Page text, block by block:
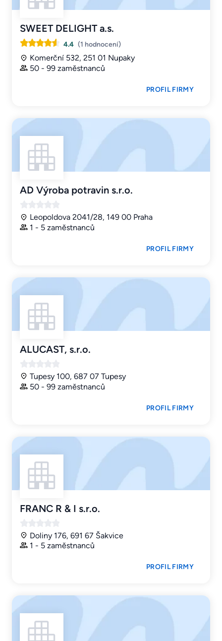
SWEET DELIGHT a.s.
4.4 (1 hodnocení)
Komerční 532, 251 01 Nupaky
50 - 99 zaměstnanců
PROFIL FIRMY
AD Výroba potravin s.r.o.
Leopoldova 2041/28, 149 00 Praha
1 - 5 zaměstnanců
PROFIL FIRMY
ALUCAST, s.r.o.
Tupesy 100, 687 07 Tupesy
50 - 99 zaměstnanců
PROFIL FIRMY
FRANC R & I s.r.o.
Doliny 176, 691 67 Šakvice
1 - 5 zaměstnanců
PROFIL FIRMY